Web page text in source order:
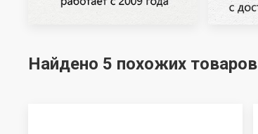
Найдено 5 похожих товаров